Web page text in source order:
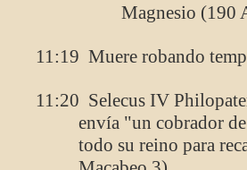
Magnesio (190
11:19 Muere robando
11:20 Selecus IV
envía "un cobrador
todo su reino para